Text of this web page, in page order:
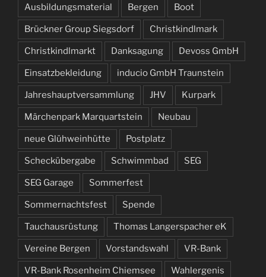
Ausbildungsmaterial Bergen Boot
Brückner Group Siegsdorf Christkindlmark
Christkindlmarkt Danksagung Devoss GmbH
Einsatzbekleidung inducio GmbH Traunstein
Jahreshauptversammlung JHV Kurpark
Märchenpark Marquartstein Neubau
neue Glühweinhütte Postplatz
Scheckübergabe Schwimmbad SEG
SEG Garage Sommerfest
Sommernachtsfest Spende
Tauchausrüstung Thomas Langerspacher eK
Vereine Bergen Vorstandswahl VR-Bank
VR-Bank Rosenheim Chiemsee Wahlergenis